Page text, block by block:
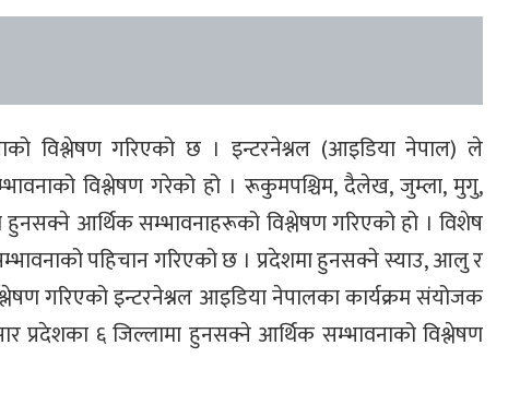
विश्लेषण गरिएको छ । इन्टरनेश्नल (आइडिया नेपाल) ले
विश्लेषण गरेको हो । रूकुमपश्चिम, दैलेख, जुम्ला, मुगु,
हुनसक्ने आर्थिक सम्भावनाहरूको विश्लेषण गरिएको हो । विशेष
पहिचान गरिएको छ । प्रदेशमा हुनसक्ने स्याउ, आलु र
गरिएको इन्टरनेश्नल आइडिया नेपालका कार्यक्रम संयोजक
प्रदेशका ६ जिल्लामा हुनसक्ने आर्थिक सम्भावनाको विश्लेषण